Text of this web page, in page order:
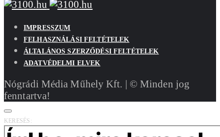
IMPRESSZUM
FELHASZNÁLÁSI FELTÉTELEK
ÁLTALÁNOS SZERZŐDÉSI FELTÉTELEK
ADATVÉDELMI ELVEK
Nógrádi Média Műhely Kft. | © Minden jog
fenntartva!
KERESÉS: